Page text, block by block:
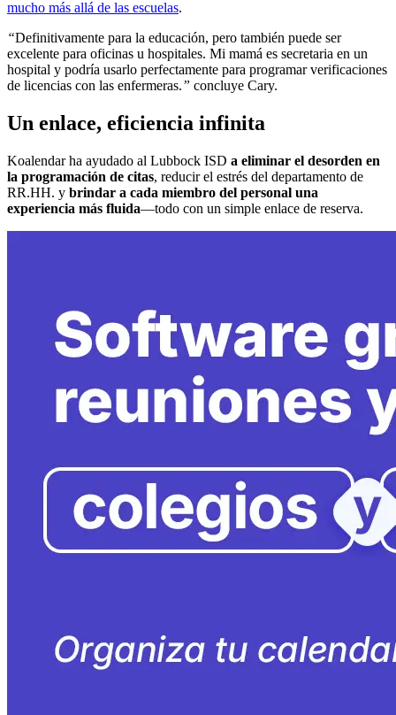
mucho más allá de las escuelas.
“Definitivamente para la educación, pero también puede ser
excelente para oficinas u hospitales. Mi mamá es secretaria en un
hospital y podría usarlo perfectamente para programar verificaciones
de licencias con las enfermeras.” concluye Cary.
Un enlace, eficiencia infinita
Koalendar ha ayudado al Lubbock ISD a eliminar el desorden en
la programación de citas, reducir el estrés del departamento de
RR.HH. y brindar a cada miembro del personal una
experiencia más fluida—todo con un simple enlace de reserva.